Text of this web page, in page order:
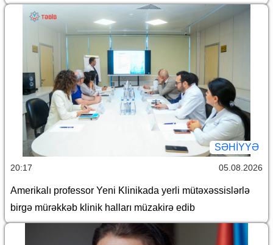
SƏHIYYƏ
20:17 05.08.2026
Amerikalı professor Yeni Klinikada yerli mütəxəssislərlə
birgə mürəkkəb klinik halları müzakirə edib